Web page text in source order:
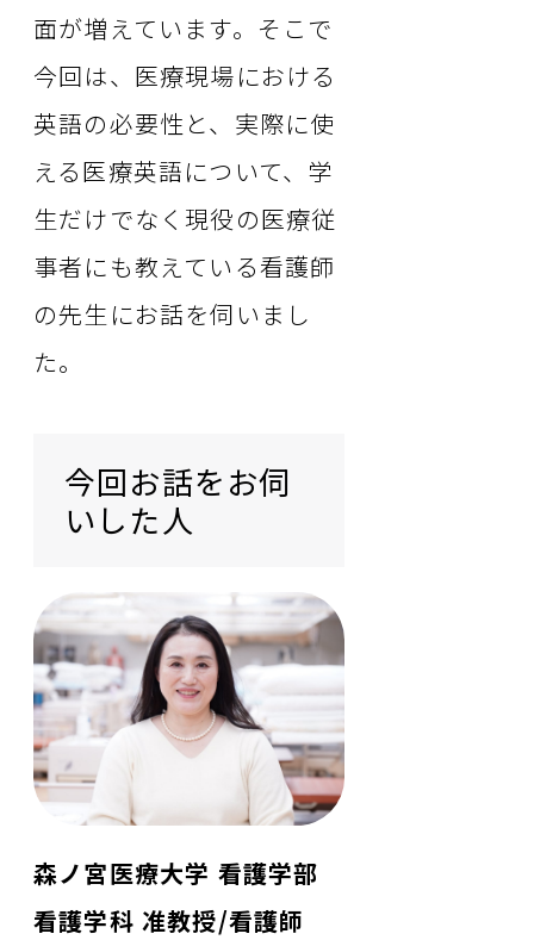
面が増えています。そこで
今回は、医療現場における
英語の必要性と、実際に使
える医療英語について、学
生だけでなく現役の医療従
事者にも教えている看護師
の先生にお話を伺いまし
た。
今回お話をお伺
いした人
森ノ宮医療大学 看護学部
看護学科 准教授/看護師